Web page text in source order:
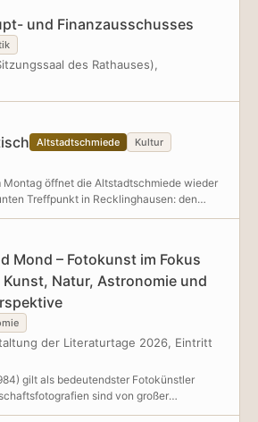
und Finanzausschusses
des Rathauses),
Altstadtschmiede Kultur
Montag öffnet die Altstadtschmiede wieder
Treffpunkt in Recklinghausen: den
lockerer Atmosphäre können sich hier
begegnen, austauschen und
davon, ob out oder nicht. Der
in den gemütlichen Räumen der
versteht sich als offenes Angebot für
Community zugehörig fühlen oder
Jede*r ist willkommen! Mit oder ohne
oder in Begleitung. Wir freuen uns auf
Mond – Fotokunst im Fokus
Natur, Astronomie und
der Literaturtage 2026, Eintritt
gilt als bedeutendster Fotokünstler
sind von großer
Kraft. Auf drei seiner berühmtesten